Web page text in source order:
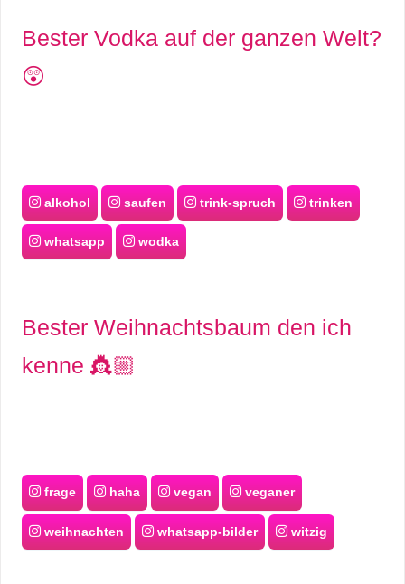
Bester Vodka auf der ganzen Welt?
😲
alkohol saufen trink-spruch trinken
whatsapp wodka
Bester Weihnachtsbaum den ich
kenne 👸🏼
frage haha vegan veganer
weihnachten whatsapp-bilder witzig